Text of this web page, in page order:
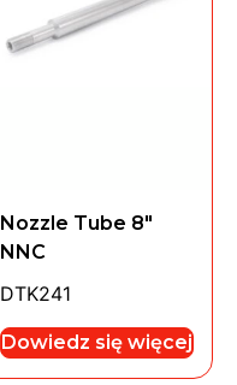
Nozzle Tube 8″
NNC
DTK241
Dowiedz się więcej